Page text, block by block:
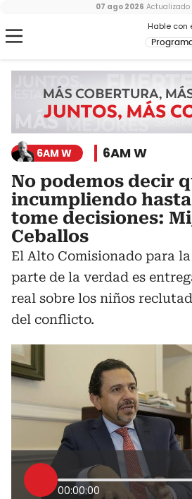
Hable con
07 ago 2026 Actualizado
6AM W 6AM W
No podemos decir
incumpliendo hasta
tome decisiones:
Ceballos
El Alto Comisionado para
parte de la verdad es
real sobre los niños
del conflicto.
00:00:00